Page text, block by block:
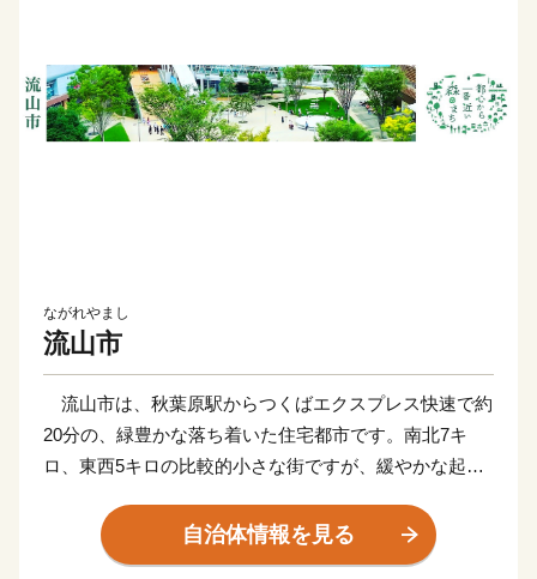
ながれやまし
流山市
流山市は、秋葉原駅からつくばエクスプレス快速で約
20分の、緑豊かな落ち着いた住宅都市です。南北7キ
ロ、東西5キロの比較的小さな街ですが、緩やかな起伏
線、常磐線、東武野田線、流鉄流山線など5線11駅があ
り、流山おおたかの森駅-羽田空港・成田空港間を結ぶ
自治体情報を見る